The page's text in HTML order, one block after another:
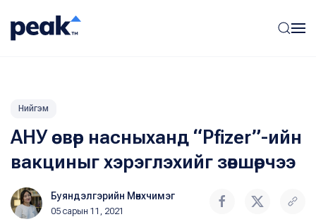
Нийгэм
АНУ өсвөр насныханд “Pfizer”-ийн
вакциныг хэрэглэхийг зөвшөөрчээ
Буяндэлгэрийн Мөнхчимэг
05 сарын 11, 2021